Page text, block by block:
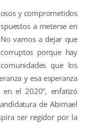
y comprometidos
a meterse en
vamos a dejar que
porque hay
que los
y esa esperanza
en el 2020”, enfatizó
de Abimael
ser regidor por la